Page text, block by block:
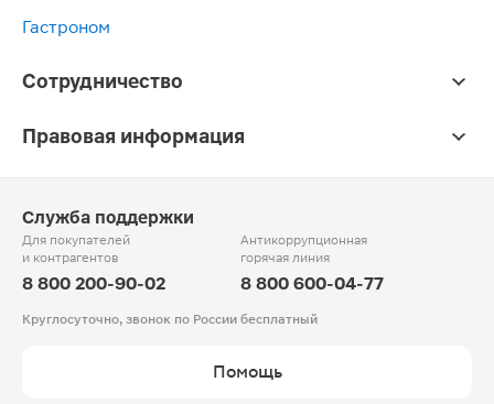
Гастроном
Сотрудничество
Правовая информация
Служба поддержки
Для покупателей
и контрагентов
8 800 200-90-02
Антикоррупционная
горячая линия
8 800 600-04-77
Круглосуточно, звонок по России бесплатный
Помощь